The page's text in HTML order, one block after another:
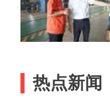
热点新闻